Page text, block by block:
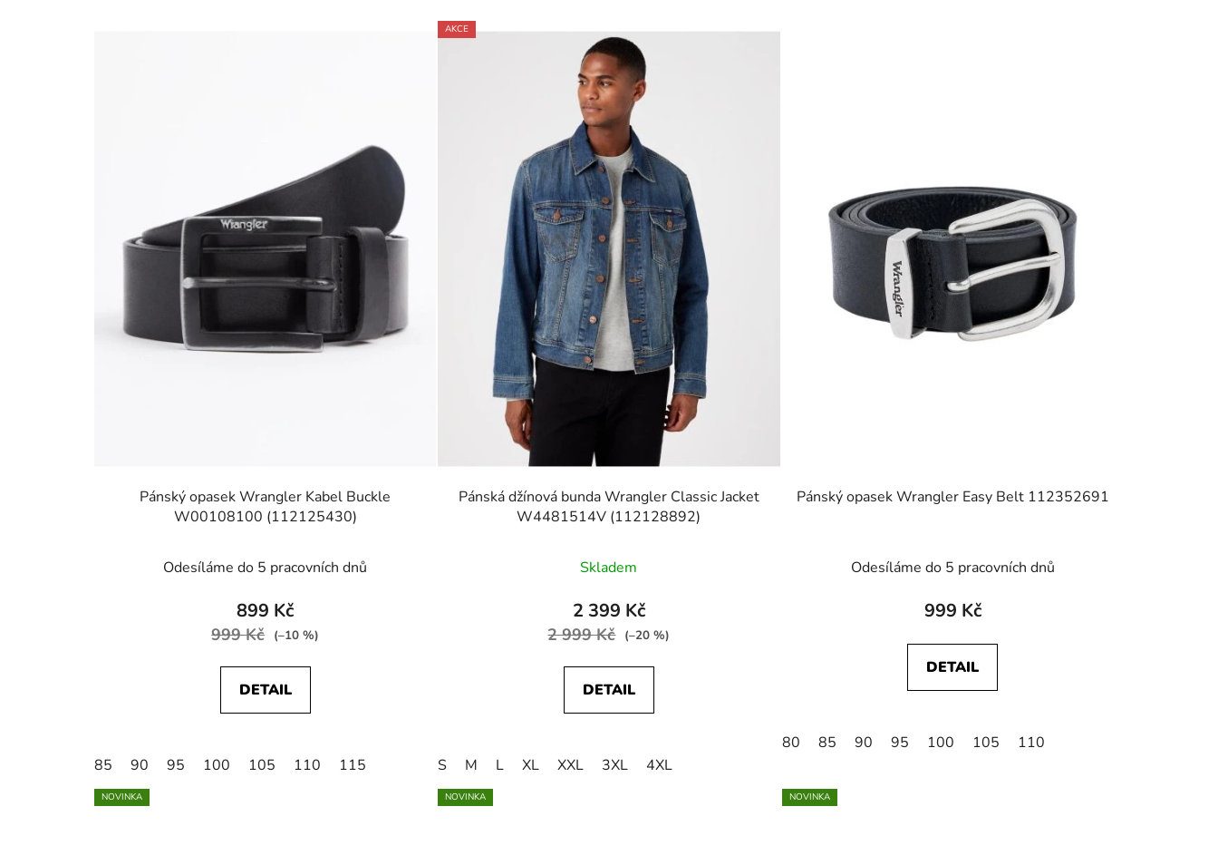
Pánský opasek Wrangler Kabel Buckle
W00108100 (112125430)
Odesíláme do 5 pracovních dnů
899 Kč
999 Kč (–10 %)
DETAIL
85 90 95 100 105 110 115
AKCE
Pánská džínová bunda Wrangler Classic Jacket
W4481514V (112128892)
Skladem
2 399 Kč
2 999 Kč (–20 %)
DETAIL
S M L XL XXL 3XL 4XL
Pánský opasek Wrangler Easy Belt 112352691
Odesíláme do 5 pracovních dnů
999 Kč
DETAIL
80 85 90 95 100 105 110
NOVINKA NOVINKA NOVINKA